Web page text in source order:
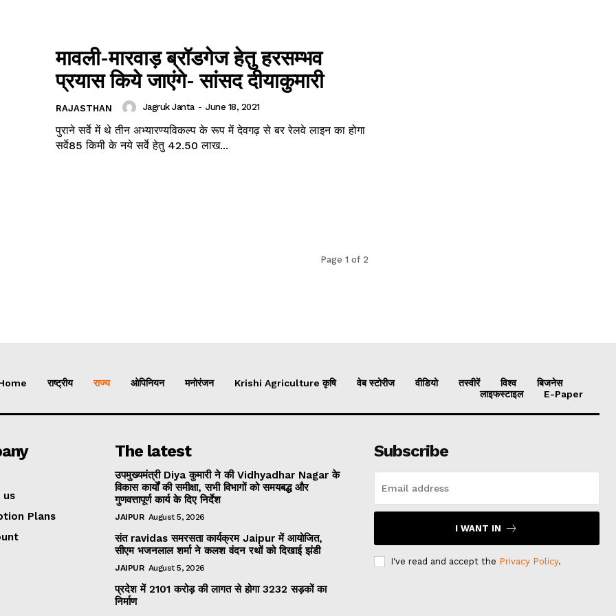
मावली-मारवाड़ ब्रॉडगेज हेतु हरसम्भव
प्रयास किये जाएंगे- सांसद दीयाकुमारी
RAJASTHAN Jagruk Janta - June 18, 2021
पुराने सर्वे में थे तीन अभ्यारण्यविकल्प के रूप में देवगढ़ से बर रेलवे लाइन का होगा
सर्वे85 किमी के नये सर्वे हेतु 42.50 लाख...
Page 1 of 2
राष्ट्रीय राज्य ओपिनियन मनोरंजन Krishi Agriculture कृषि वेब स्टोरीज वीडियो तस्वीरें विश्व
बिजनेस
लाइफस्टाइल
E-Paper
us
Plans
The latest
उपमुख्यमंत्री Diya कुमारी ने की Vidhyadhar Nagar के
विकास कार्यों की समीक्षा, सभी विभागों को समयबद्ध और
गुणवत्तापूर्ण कार्य के दिए निर्देश
JAIPUR August 5, 2026
संत ravidas समरसता कार्यक्रम Jaipur में आयोजित,
सीएम भजनलाल शर्मा ने कलश वंदन रथों को दिखाई झंडी
JAIPUR August 5, 2026
प्रदेश में 2101 करोड़ की लागत से होगा 3232 सड़कों का
निर्माण
Subscribe
I WANT IN
I've read and accept the Privacy Policy.